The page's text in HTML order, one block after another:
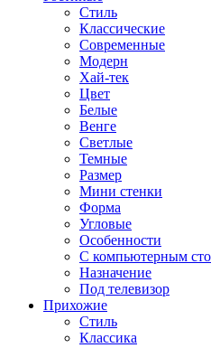
Стиль
Классические
Современные
Модерн
Хай-тек
Цвет
Белые
Венге
Светлые
Темные
Размер
Мини стенки
Форма
Угловые
Особенности
С компьютерным
Назначение
Под телевизор
Прихожие
Стиль
Классика